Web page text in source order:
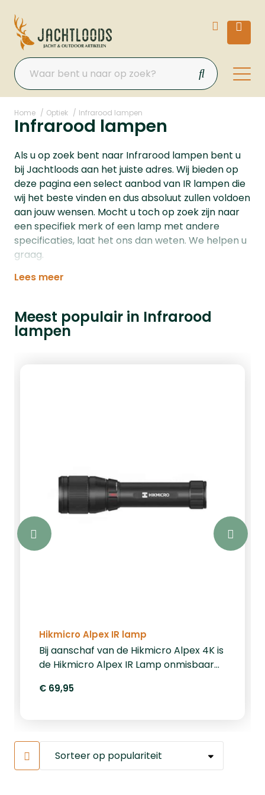
Home Optiek Infrarood lampen
Infrarood lampen
Als u op zoek bent naar Infrarood lampen bent u
bij Jachtloods aan het juiste adres. Wij bieden op
deze pagina een select aanbod van IR lampen die
wij het beste vinden en dus absoluut zullen voldoen
aan jouw wensen. Mocht u toch op zoek zijn naar
een specifiek merk of een lamp met andere
specificaties, laat het ons dan weten. We helpen u
graag.
Lees meer
Meest populair in Infrarood
lampen
Hikmicro Alpex IR lamp
Bij aanschaf van de Hikmicro Alpex 4K is
de Hikmicro Alpex IR Lamp onmisbaar
lamp is verkrijgbaar in twee varianten:
met 2 hikmicro batterijen.
€ 69,95